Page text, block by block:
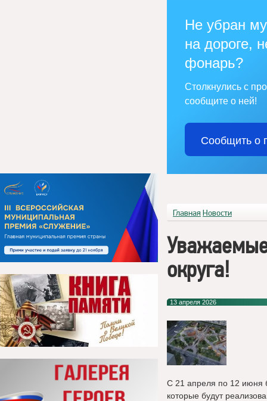
Не убран
на дороге,
фонарь?
Столкнулись с
сообщите о ней!
Сообщить о
Главная Новости
округа!
13 апреля 2026
С 21 апреля по 12 июня
которые будут